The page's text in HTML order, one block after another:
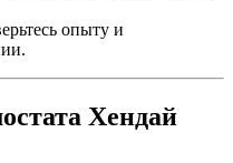
опыту и
Хендай